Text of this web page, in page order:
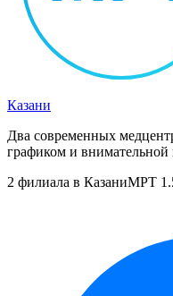
Казани
Два современных
графиком и внимательной
2 филиала в КазаниМРТ